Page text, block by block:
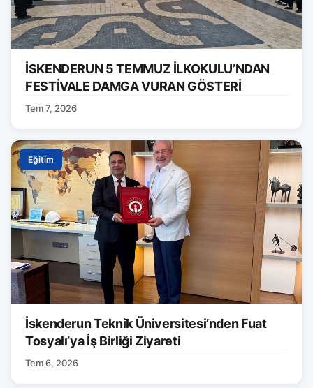
İSKENDERUN 5 TEMMUZ İLKOKULU’NDAN
FESTİVALE DAMGA VURAN GÖSTERİ
Tem 7, 2026
Eğitim
İskenderun Teknik Üniversitesi’nden Fuat
Tosyalı’ya İş Birliği Ziyareti
Tem 6, 2026